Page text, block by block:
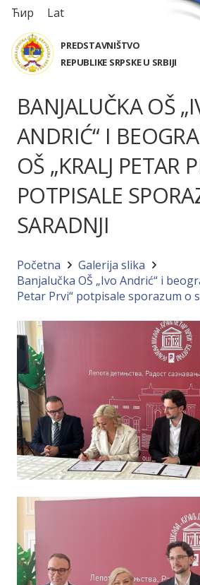
Ћир Lat
PREDSTAVNIŠTVO
REPUBLIKE SRPSKE U SRBIJI
BANJALUČKA OŠ
ANDRIĆ“ I
OŠ „KRALJ PETAR
POTPISALE
SARADNJI
Početna
Galerija slika
Banjalučka OŠ „Ivo Andrić“ i
Petar Prvi“ potpisale sporazum o